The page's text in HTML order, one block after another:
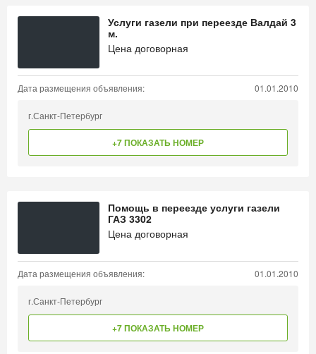
Услуги газели при переезде Валдай 3
м.
Цена договорная
Дата размещения объявления: 01.01.2010
г.Санкт-Петербург
+7 ПОКАЗАТЬ НОМЕР
Помощь в переезде услуги газели
ГАЗ 3302
Цена договорная
Дата размещения объявления: 01.01.2010
г.Санкт-Петербург
+7 ПОКАЗАТЬ НОМЕР